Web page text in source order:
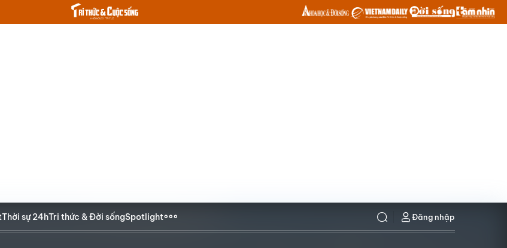
Thời sự 24hTri thức & Đời sốngSpotlight Đăng nhập